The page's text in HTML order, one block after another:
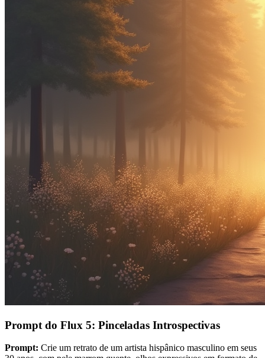
Prompt do Flux 5: Pinceladas Introspectivas
Prompt: Crie um retrato de um artista hispânico masculino em seus